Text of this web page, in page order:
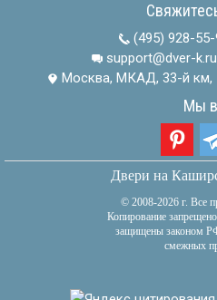
(495) 928-55-
support@dver-
Москва, МКАД, 33-й км,
Мы
Двери на
© 2008-2026 г. Все
Копирование
защищены законом
смежных